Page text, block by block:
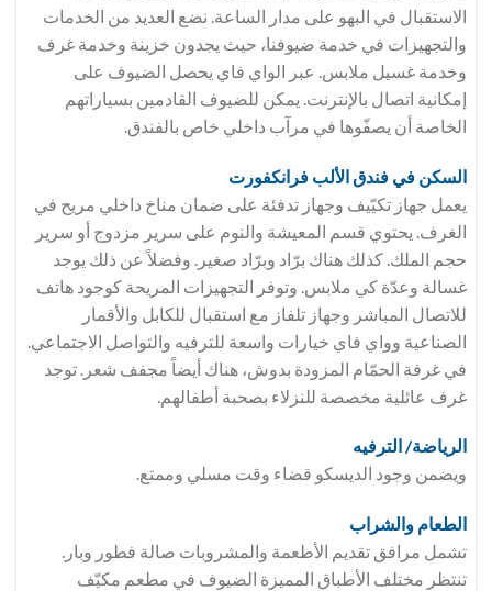
الاستقبال في البهو على مدار الساعة. نضع العديد من الخدمات
والتجهيزات في خدمة ضيوفنا، حيث يجدون خزينة وخدمة غرف
وخدمة غسيل ملابس. عبر الواي فاي يحصل الضيوف على
إمكانية اتصال بالإنترنت. يمكن للضيوف القادمين بسياراتهم
الخاصة أن يصفّوها في مرآب داخلي خاص بالفندق.
السكن في فندق الألب فرانكفورت
يعمل جهاز تكيّيف وجهاز تدفئة على ضمان مناخ داخلي مريح في
الغرف. يحتوي قسم المعيشة والنوم على سرير مزدوج أو سرير
حجم الملك. كذلك هناك برّاد وبرّاد صغير. وفضلاً عن ذلك يوجد
غسالة وعدّة كي ملابس. وتوفر التجهيزات المريحة كوجود هاتف
للاتصال المباشر وجهاز تلفاز مع استقبال للكابل والأقمار
الصناعية وواي فاي خيارات واسعة للترفيه والتواصل الاجتماعي.
في غرفة الحمّام المزودة بدوش، هناك أيضاً مجفف شعر. توجد
غرف عائلية مخصصة للنزلاء بصحبة أطفالهم.
الرياضة/ الترفيه
ويضمن وجود الديسكو قضاء وقت مسلي وممتع.
الطعام والشراب
تشمل مرافق تقديم الأطعمة والمشروبات صالة فطور وبار.
تنتظر مختلف الأطباق المميزة الضيوف في مطعم مكيّف